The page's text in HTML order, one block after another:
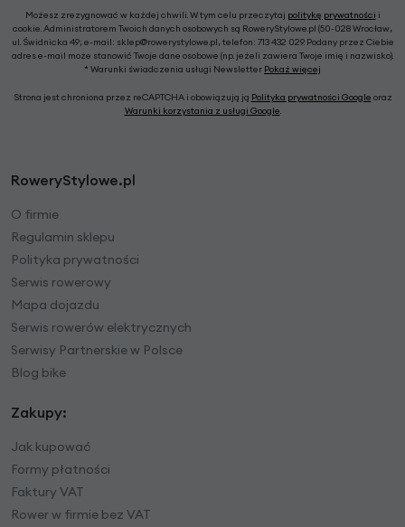
Możesz zrezygnować w każdej chwili. W tym celu przeczytaj politykę prywatności i
cookie. Administratorem Twoich danych osobowych są RoweryStylowe.pl (50-028 Wrocław,
ul. Świdnicka 49; e-mail: sklep@rowerystylowe.pl, telefon: 713 432 029. Podany przez Ciebie
adres e-mail może stanowić Twoje dane osobowe (np. jeżeli zawiera Twoje imię i nazwisko).
* Warunki świadczenia usługi Newsletter Pokaż więcej
Strona jest chroniona przez reCAPTCHA i obowiązują ją Polityka prywatności Google oraz
Warunki korzystania z usługi Google.
RoweryStylowe.pl
O firmie
Regulamin sklepu
Polityka prywatności
Serwis rowerowy
Mapa dojazdu
Serwis rowerów elektrycznych
Serwisy Partnerskie w Polsce
Blog bike
Zakupy:
Jak kupować
Formy płatności
Faktury VAT
Rower w firmie bez VAT